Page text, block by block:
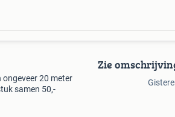
ongeveer 20 meter
samen 50,-
Zie